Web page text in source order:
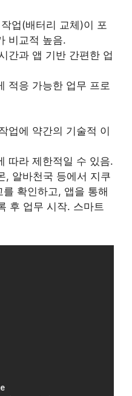
업(배터리 교체)이 포
비교적 높음.
간과 앱 기반 간편한 업
적응 가능한 업무 프로
업에 약간의 기술적 이
따라 제한적일 수 있음.
, 알바천국 등에서 지쿠
확인하고, 앱을 통해
후 업무 시작. 스마트